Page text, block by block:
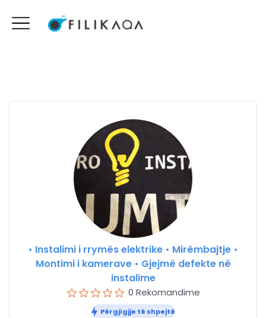
• Instalimi i rrymës elektrike • Mirëmbajtje •
Montimi i kamerave • Gjejmë defekte në
instalime
0 Rekomandime
Përgjigjje të shpejtë